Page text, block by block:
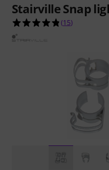
Stairville Snap
4.8 von 5
(15)